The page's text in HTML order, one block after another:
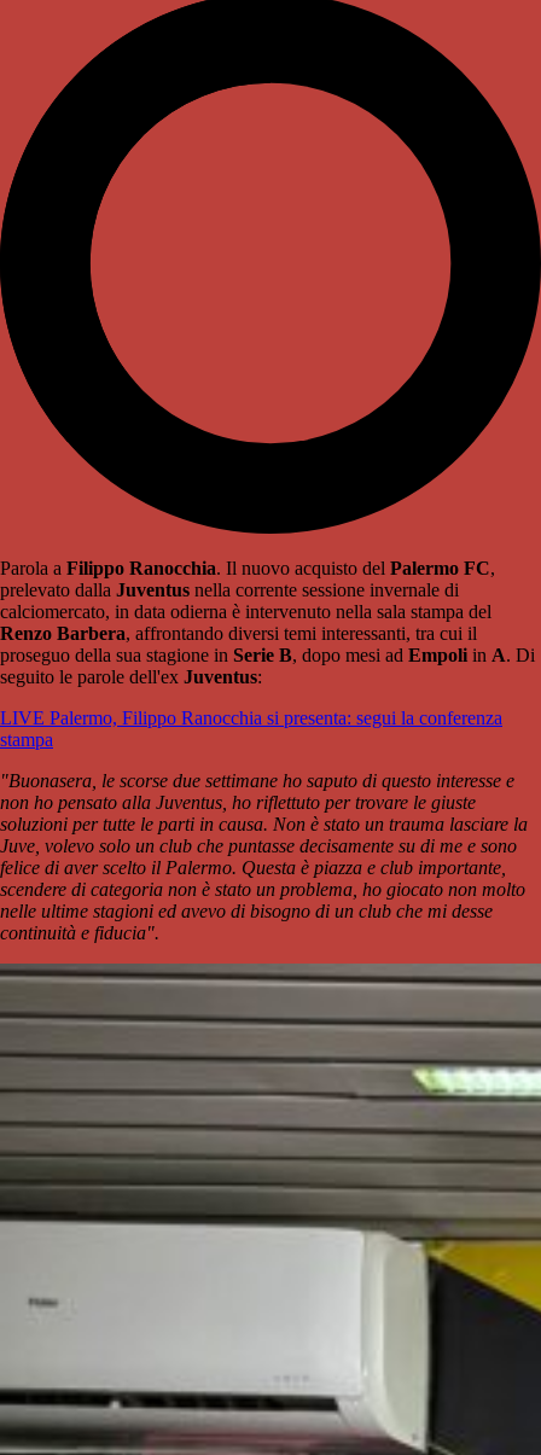
Parola a Filippo Ranocchia. Il nuovo acquisto del Palermo FC,
prelevato dalla Juventus nella corrente sessione invernale di
calciomercato, in data odierna è intervenuto nella sala stampa del
Renzo Barbera, affrontando diversi temi interessanti, tra cui il
proseguo della sua stagione in Serie B, dopo mesi ad Empoli in A. Di
seguito le parole dell'ex Juventus:
LIVE Palermo, Filippo Ranocchia si presenta: segui la conferenza
stampa
"Buonasera, le scorse due settimane ho saputo di questo interesse e
non ho pensato alla Juventus, ho riflettuto per trovare le giuste
soluzioni per tutte le parti in causa. Non è stato un trauma lasciare la
Juve, volevo solo un club che puntasse decisamente su di me e sono
felice di aver scelto il Palermo. Questa è piazza e club importante,
scendere di categoria non è stato un problema, ho giocato non molto
nelle ultime stagioni ed avevo di bisogno di un club che mi desse
continuità e fiducia".